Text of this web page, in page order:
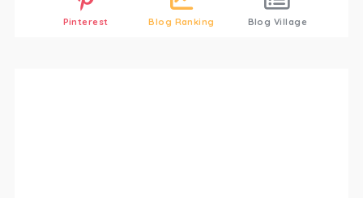
Pinterest Blog Ranking Blog Village